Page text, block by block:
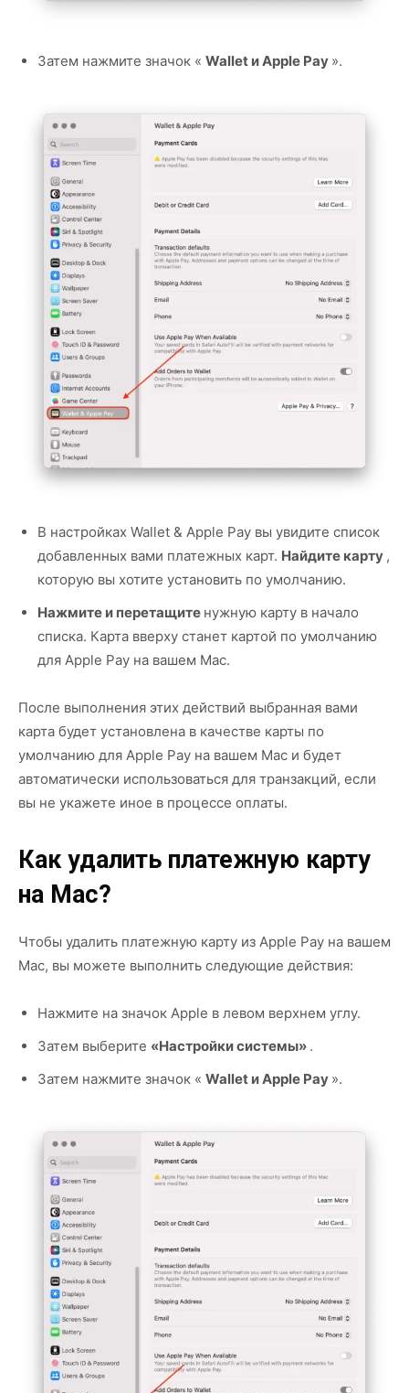
Затем нажмите значок « Wallet и Apple Pay ».
В настройках Wallet & Apple Pay вы увидите список
добавленных вами платежных карт. Найдите карту ,
которую вы хотите установить по умолчанию.
Нажмите и перетащите нужную карту в начало
списка. Карта вверху станет картой по умолчанию
для Apple Pay на вашем Mac.
После выполнения этих действий выбранная вами
карта будет установлена в качестве карты по
умолчанию для Apple Pay на вашем Mac и будет
автоматически использоваться для транзакций, если
вы не укажете иное в процессе оплаты.
Как удалить платежную карту
на Mac?
Чтобы удалить платежную карту из Apple Pay на вашем
Mac, вы можете выполнить следующие действия:
Нажмите на значок Apple в левом верхнем углу.
Затем выберите «Настройки системы» .
Затем нажмите значок « Wallet и Apple Pay ».